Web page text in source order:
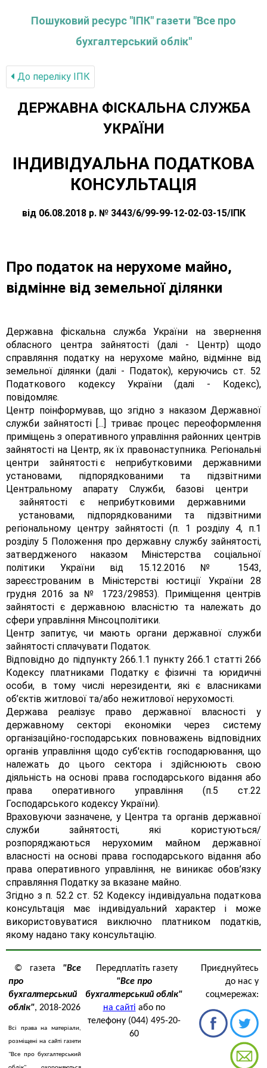
Пошуковий ресурс "ІПК" газети "Все про
бухгалтерський облік"
До переліку IПК
ДЕРЖАВНА ФІСКАЛЬНА СЛУЖБА
УКРАЇНИ
ІНДИВІДУАЛЬНА ПОДАТКОВА
КОНСУЛЬТАЦІЯ
від 06.08.2018 р. № 3443/6/99-99-12-02-03-15/ІПК
Про податок на нерухоме майно,
відмінне від земельної ділянки
Державна фіскальна служба України на звернення
обласного центра зайнятості (далі - Центр) щодо
справляння податку на нерухоме майно, відмінне від
земельної ділянки (далі - Податок), керуючись ст. 52
Податкового кодексу України (далі - Кодекс),
повідомляє.
Центр поінформував, що згідно з наказом Державної
служби зайнятості [...] триває процес переоформлення
приміщень з оперативного управління районних центрів
зайнятості на Центр, як їх правонаступника. Регіональні
центри зайнятості є неприбутковими державними
установами, підпорядкованими та підзвітними
Центральному апарату Служби, базові центри
зайнятості є неприбутковими державними
установами, підпорядкованими та підзвітними
регіональному центру зайнятості (п. 1 розділу 4, п.1
розділу 5 Положення про державну службу зайнятості,
затвердженого наказом Міністерства соціальної
політики України від 15.12.2016 № 1543,
зареєстрованим в Міністерстві юстиції України 28
грудня 2016 за № 1723/29853). Приміщення центрів
зайнятості є державною власністю та належать до
сфери управління Мінcоцполітики.
Центр запитує, чи мають органи державної служби
зайнятості сплачувати Податок.
Відповідно до підпункту 266.1.1 пункту 266.1 статті 266
Кодексу платниками Податку є фізичні та юридичні
особи, в тому числі нерезиденти, які є власниками
об’єктів житлової та/або нежитлової нерухомості.
Держава реалізує право державної власності у
державному секторі економіки через систему
організаційно-господарських повноважень відповідних
органів управління щодо суб'єктів господарювання, що
належать до цього сектора і здійснюють свою
діяльність на основі права господарського відання або
права оперативного управління (п.5 ст.22
Господарського кодексу України).
Враховуючи зазначене, у Центра та органів державної
служби зайнятості, які користуються/
розпоряджаються нерухомим майном державної
власності на основі права господарського відання або
права оперативного управління, не виникає обов’язку
справляння Податку за вказане майно.
Згідно з п. 52.2 ст. 52 Кодексу індивідуальна податкова
консультація має індивідуальний характер і може
використовуватися виключно платником податків,
якому надано таку консультацію.
© газета "Все
про
бухгалтерський
облік", 2018-2026
Всі права на матеріали,
розміщені на сайті газети
"Все про бухгалтерський
Передплатіть газету
"Все про
бухгалтерський облік"
на сайті або по
телефону (044) 495-20-
60
Приєднуйтесь
до нас у
соцмережах: